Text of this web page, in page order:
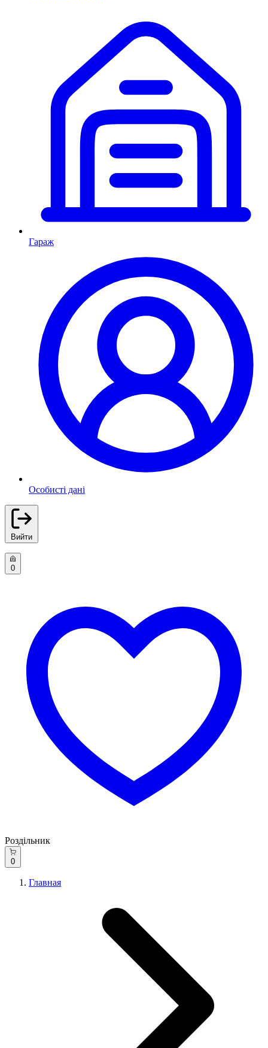
Гараж
Особисті дані
Вийти
0
Роздільник
0
Главная